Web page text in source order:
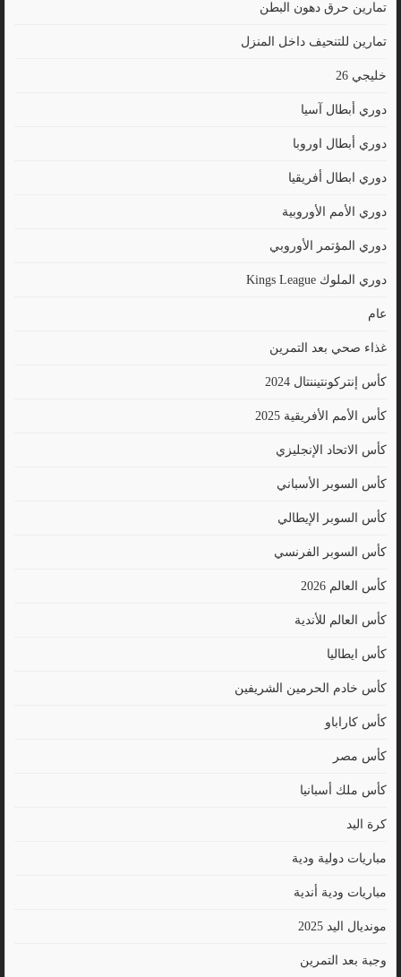
تمارين حرق دهون البطن
تمارين للتنحيف داخل المنزل
خليجي 26
دوري أبطال آسيا
دوري أبطال اوروبا
دوري ابطال أفريقيا
دوري الأمم الأوروبية
دوري المؤتمر الأوروبي
دوري الملوك Kings League
عام
غذاء صحي بعد التمرين
كأس إنتركونتيننتال 2024
كأس الأمم الأفريقية 2025
كأس الاتحاد الإنجليزي
كأس السوبر الأسباني
كأس السوبر الإيطالي
كأس السوبر الفرنسي
كأس العالم 2026
كأس العالم للأندية
كأس ايطاليا
كأس خادم الحرمين الشريفين
كأس كاراباو
كأس مصر
كأس ملك أسبانيا
كرة اليد
مباريات دولية ودية
مباريات ودية أندية
مونديال اليد 2025
وجبة بعد التمرين